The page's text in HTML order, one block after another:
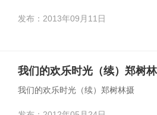
发布：2013年09月11日
我们的欢乐时光（续）郑树
我们的欢乐时光（续）郑树林摄